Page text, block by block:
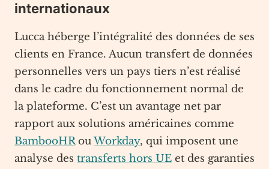
internationaux
Lucca héberge l’intégralité des données de ses
clients en France. Aucun transfert de données
personnelles vers un pays tiers n’est réalisé
dans le cadre du fonctionnement normal de
la plateforme. C’est un avantage net par
rapport aux solutions américaines comme
BambooHRouWorkday, qui imposent une
analyse des transferts hors UE et des garanties